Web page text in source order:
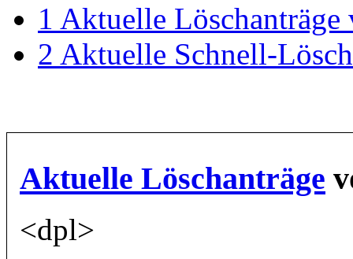
1 Aktuelle Löschanträge
2 Aktuelle Schnell-
Aktuelle Löschanträge
<dpl>